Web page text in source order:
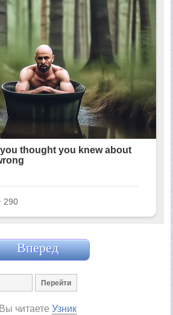
Вперед
Вы читаетеУзник